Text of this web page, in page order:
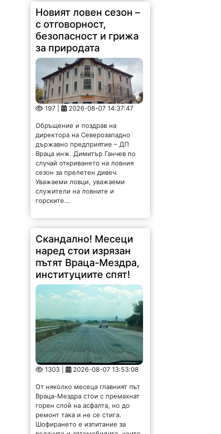
Новият ловен сезон –
с отговорност,
безопасност и грижа
за природата
197 | 2026-08-07 14:37:47
директора на Северозападно
държавно предприятие – ДП
Враца инж. Димитър Ганчев по
случай откриването на ловния
сезон за прелетен дивеч:
Уважаеми ловци, уважаеми
служители на ловните и
горските...
Скандално! Месеци
наред стои изрязан
пътят Враца-Мездра,
институциите спят!
1303 | 2026-08-07 13:53:08
Враца-Мездра стои с премахнат
горен слой на асфалта, но до
ремонт така и не се стига.
Шофирането е изпитание за
водачите и автомобилите, които